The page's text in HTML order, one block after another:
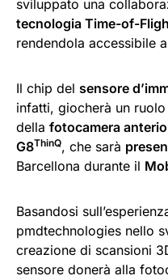
sviluppato una
tecnologia Time-of-
rendendola accessibile
Il chip del sensore
infatti, giocherà un
della fotocamera
G8ThinQ, che sarà
Barcellona durante il
Basandosi
pmdtechnologies nello
creazione di scansioni
sensore donerà alla